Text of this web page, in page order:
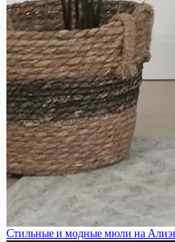
Стильные и модные мюли на